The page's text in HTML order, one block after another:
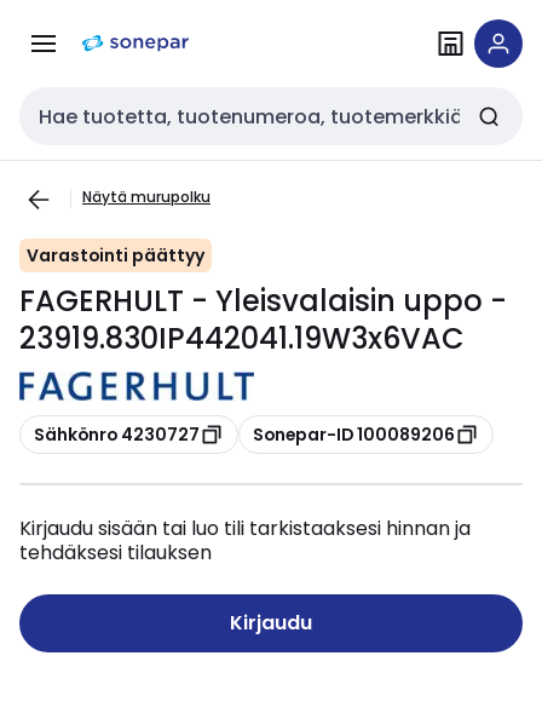
navigointiinsisältöön
Haku
Näytä murupolku
Varastointi päättyy
FAGERHULT - Yleisvalaisin uppo -
23919.830IP442041.19W3x6VAC
Kopioi
Sähkönro 4230727 Kopioi
Sonepar-ID 100089206
Kirjaudu sisään tai luo tili tarkistaaksesi hinnan ja
tehdäksesi tilauksen
Kirjaudu